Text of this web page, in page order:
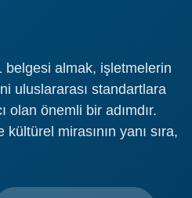
belgesi almak, işletmelerin
uluslararası standartlara
olan önemli bir adımdır.
mirasının yanı sıra,